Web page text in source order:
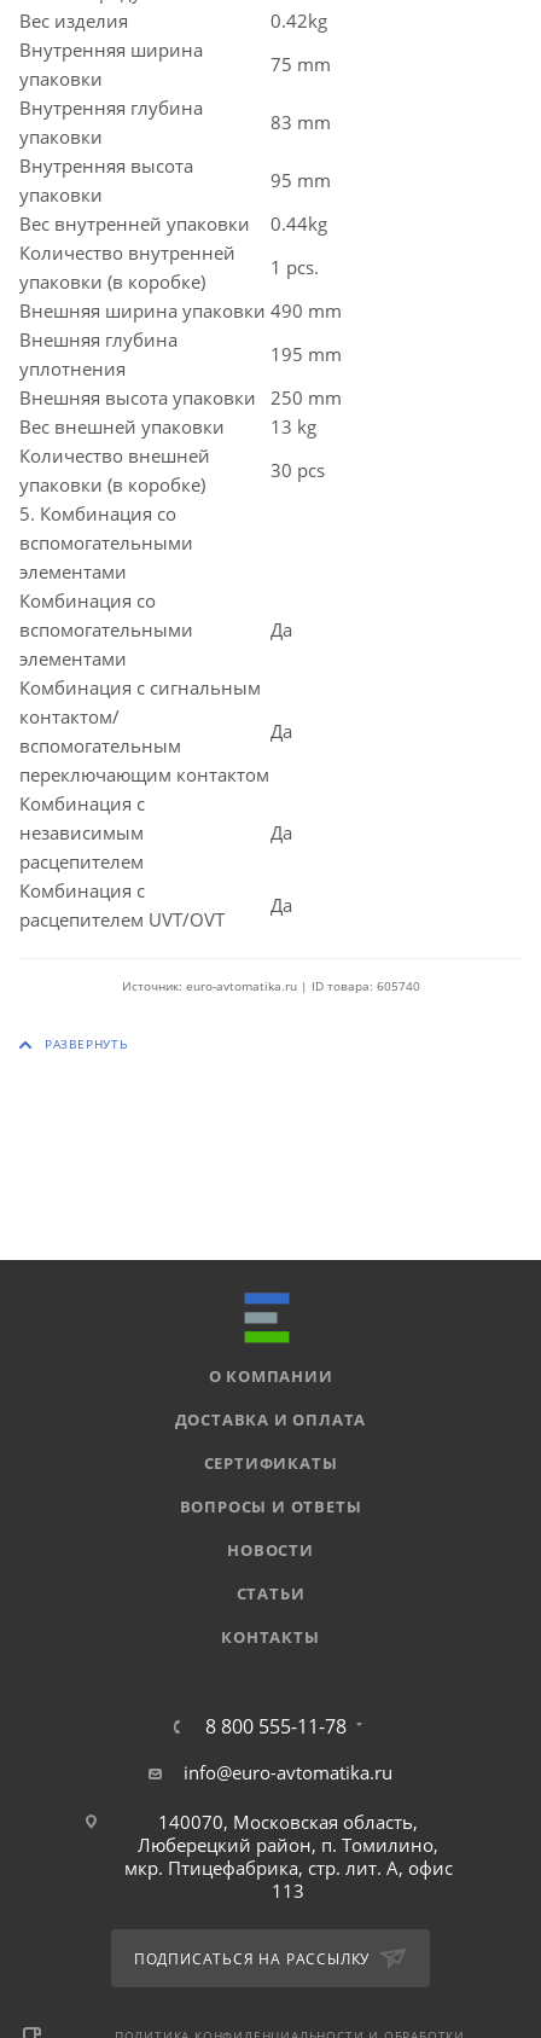
Вес изделия
0.42kg
Внутренняя ширина
упаковки
75 mm
Внутренняя глубина
упаковки
83 mm
Внутренняя высота
упаковки
95 mm
Вес внутренней упаковки
0.44kg
Количество внутренней
упаковки (в коробке)
1 pcs.
Внешняя ширина упаковки 490 mm
Внешняя глубина
уплотнения
195 mm
Внешняя высота упаковки
250 mm
Вес внешней упаковки
13 kg
Количество внешней
упаковки (в коробке)
30 pcs
5. Комбинация со
вспомогательными
элементами
Комбинация со
вспомогательными
элементами
Да
Комбинация с сигнальным
контактом/
вспомогательным
переключающим контактом
Да
Комбинация с
независимым
расцепителем
Да
Комбинация с
расцепителем UVT/OVT
Да
Источник: euro-avtomatika.ru | ID товара: 605740
О КОМПАНИИ
ДОСТАВКА И ОПЛАТА
СЕРТИФИКАТЫ
ВОПРОСЫ И ОТВЕТЫ
НОВОСТИ
СТАТЬИ
КОНТАКТЫ
8 800 555-11-78
info@euro-avtomatika.ru
140070, Московская область,
Люберецкий район, п. Томилино,
мкр. Птицефабрика, стр. лит. А, офис
113
ПОДПИСАТЬСЯ НА РАССЫЛКУ